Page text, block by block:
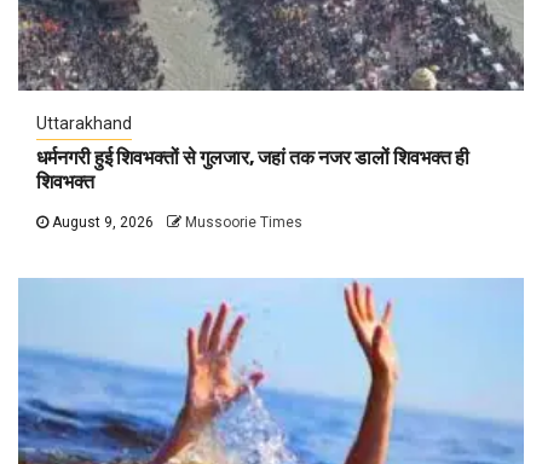
Uttarakhand
धर्मनगरी हुई शिवभक्तों से गुलजार, जहां तक नजर डालों शिवभक्त ही
शिवभक्त
August 9, 2026 Mussoorie Times